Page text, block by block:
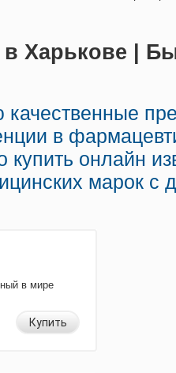
Харькове |
в
онлайн
марок с
в мире
Купить